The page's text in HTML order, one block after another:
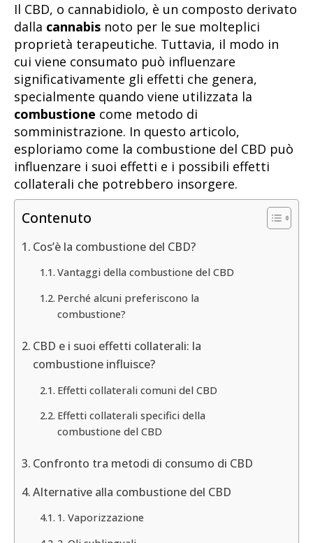
Il CBD, o cannabidiolo, è un composto derivato
dalla cannabis noto per le sue molteplici
proprietà terapeutiche. Tuttavia, il modo in
cui viene consumato può influenzare
significativamente gli effetti che genera,
specialmente quando viene utilizzata la
combustione come metodo di
somministrazione. In questo articolo,
esploriamo come la combustione del CBD può
influenzare i suoi effetti e i possibili effetti
collaterali che potrebbero insorgere.
Contenuto
Cos’è la combustione del CBD?
Vantaggi della combustione del CBD
Perché alcuni preferiscono la
combustione?
CBD e i suoi effetti collaterali: la
combustione influisce?
Effetti collaterali comuni del CBD
Effetti collaterali specifici della
combustione del CBD
Confronto tra metodi di consumo di CBD
Alternative alla combustione del CBD
1. Vaporizzazione